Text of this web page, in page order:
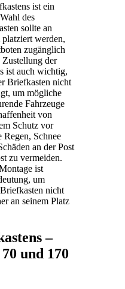
ist ein
des
sollte an
werden,
zugänglich
Zustellung der
ist auch wichtig,
Briefkasten nicht
um mögliche
Fahrzeuge
von
Schutz vor
Schnee
an der Post
zu vermeiden.
ist
um
nicht
an seinem Platz
–
und 170